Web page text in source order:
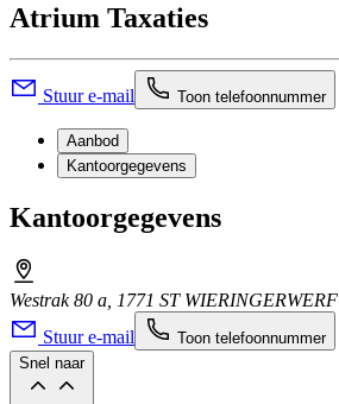
Atrium Taxaties
Stuur e-mail Toon telefoonnummer
Aanbod
Kantoorgegevens
Kantoorgegevens
Westrak 80 a, 1771 ST WIERINGERWERF
Stuur e-mail
Toon telefoonnummer
Snel naar